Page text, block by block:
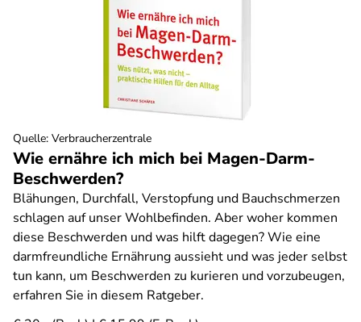
Wie ernähre ich mich bei Magen-Darm-
Beschwerden?
Blähungen, Durchfall, Verstopfung und Bauchschmerzen
schlagen auf unser Wohlbefinden. Aber woher kommen
diese Beschwerden und was hilft dagegen? Wie eine
darmfreundliche Ernährung aussieht und was jeder selbst
tun kann, um Beschwerden zu kurieren und vorzubeugen,
erfahren Sie in diesem Ratgeber.
Quelle: Verbraucherzentrale